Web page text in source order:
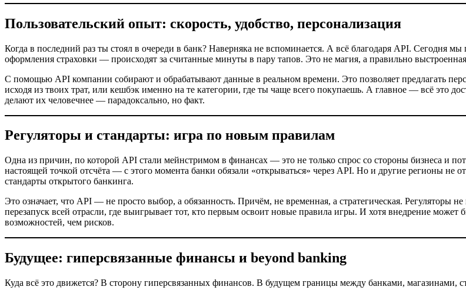
Пользовательский опыт: скорость, удобство, персонализация
Когда в последний раз ты стоял в очереди в банк? Наверняка не вспоминается. А всё благодаря API. Сегодня
оформления страховки — происходят за считанные минуты в пару тапов. Это не магия, а правильно
С помощью API компании собирают и обрабатывают данные в реальном времени. Это позволяет предлагать
исходя из твоих трат, или кешбэк именно на те категории, где ты чаще всего покупаешь. А главное — всё это
делают их человечнее — парадоксально, но факт.
Регуляторы и стандарты: игра по новым правилам
Одна из причин, по которой API стали мейнстримом в финансах — это не только спрос со стороны бизнеса и
настоящей точкой отсчёта — с этого момента банки обязали «открываться» через API. Но и другие регионы
стандарты открытого банкинга.
Это означает, что API — не просто выбор, а обязанность. Причём, не временная, а стратегическая. Регуляторы
перезапуск всей отрасли, где выигрывает тот, кто первым освоит новые правила игры. И хотя внедрение
возможностей, чем рисков.
Будущее: гиперсвязанные финансы и beyond banking
Куда всё это движется? В сторону гиперсвязанных финансов. В будущем границы между банками, магазинами,